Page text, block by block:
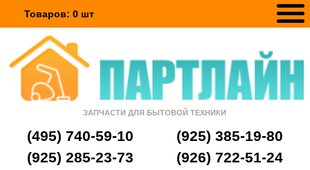
Товаров: 0 шт
ЗАПЧАСТИ ДЛЯ БЫТОВОЙ ТЕХНИКИ
(495) 740-59-10
(925) 385-19-80
(925) 285-23-73
(926) 722-51-24